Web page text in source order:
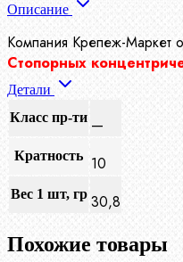
Описание
Компания Крепеж-Маркет
Стопорных
Детали
Класс пр-ти —
Кратность 10
Вес 1 шт, гр 30,8
Похожие товары